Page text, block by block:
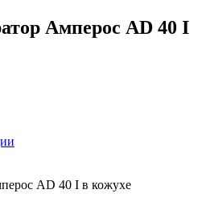
Амперос AD 40 I
AD 40 I в кожухе